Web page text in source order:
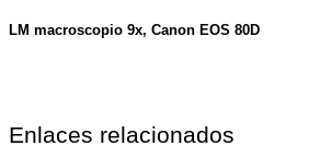
LM macroscopio 9x, Canon EOS 80D
Enlaces relacionados